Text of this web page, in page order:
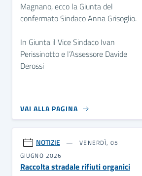
Magnano, ecco la Giunta del
confermato Sindaco Anna Grisoglio.
In Giunta il Vice Sindaco Ivan
Perissinotto e l’Assessore Davide
Derossi
VAI ALLA PAGINA
NOTIZIE
VENERDÌ, 05
GIUGNO 2026
Raccolta stradale rifiuti organici